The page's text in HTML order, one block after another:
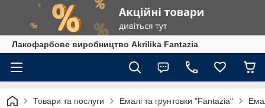
Лакофарбове виробництво Akrilika Fantazia
Товари та послуги Емалі та грунтовки "Fantazia"